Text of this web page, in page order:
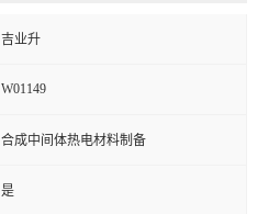
吉业升
W01149
合成中间体热电材料制备
是